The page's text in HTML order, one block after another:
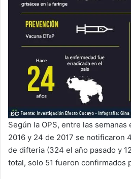
Según la OPS, entre las
2016 y 24 de 2017 se notificaron
de difteria (324 el año pasado y
total, solo 51 fueron confirmados